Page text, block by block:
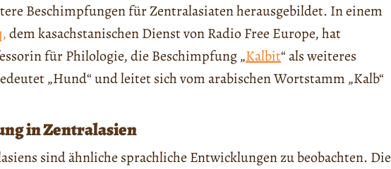
Beschimpfungen für Zentralasiaten herausgebildet. In einem
dem kasachstanischen Dienst von Radio Free Europe, hat
für Philologie, die Beschimpfung „Kalbit“ als weiteres
„Hund“ und leitet sich vom arabischen Wortstamm „Kalb“
in Zentralasien
sind ähnliche sprachliche Entwicklungen zu beobachten. Die